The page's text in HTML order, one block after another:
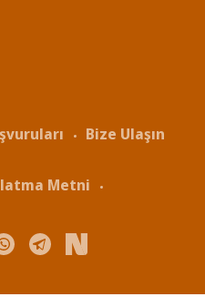
Bize Ulaşın
Metni